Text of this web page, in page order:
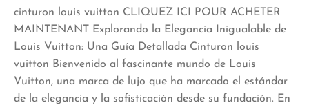
cinturon louis vuitton CLIQUEZ ICI POUR ACHETER
MAINTENANT Explorando la Elegancia Inigualable de
Louis Vuitton: Una Guía Detallada Cinturon louis
vuitton Bienvenido al fascinante mundo de Louis
Vuitton, una marca de lujo que ha marcado el estándar
de la elegancia y la sofisticación desde su fundación. En